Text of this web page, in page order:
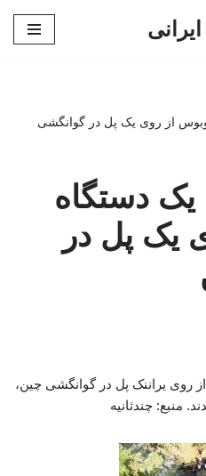
از روی یک پل در گوانگشی
یک دستگاه
یک پل در
روی یراننک پل در گوانگشی چین،